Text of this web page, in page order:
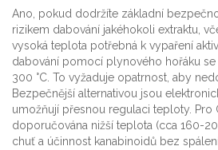
Ano, pokud dodržíte základní
rizikem dabování jakéhokoli extraktu,
vysoká teplota potřebná k vypaření
dabování pomocí plynového hořáku se
300 °C. To vyžaduje opatrnost, aby
Bezpečnější alternativou jsou
umožňují přesnou regulaci teploty. Pro
doporučována nižší teplota (cca 160-
chuť a účinnost kanabinoidů bez